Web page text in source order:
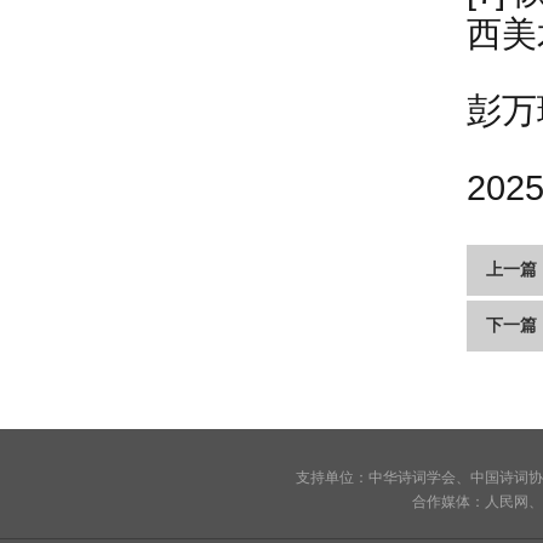
西
彭
上一篇
下一篇
支持单位：中华诗词学会、中国诗词
合作媒体：人民网